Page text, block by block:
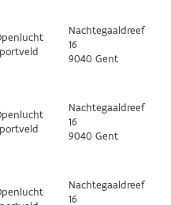
Nachtegaaldreef
16
9040 Gent
Nachtegaaldreef
16
9040 Gent
Nachtegaaldreef
16